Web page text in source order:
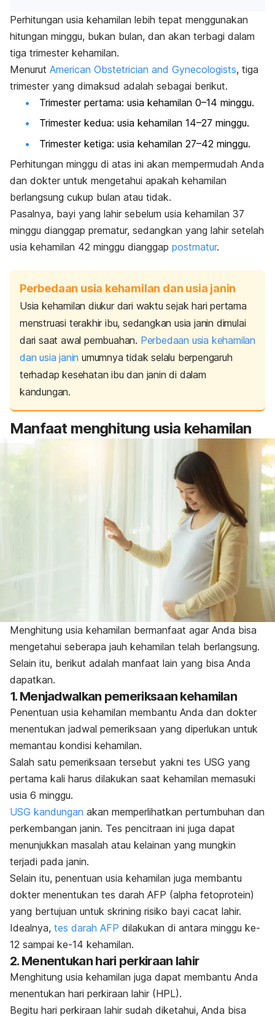
Perhitungan usia kehamilan lebih tepat menggunakan
hitungan minggu, bukan bulan, dan akan terbagi dalam
tiga trimester kehamilan.
Menurut American Obstetrician and Gynecologists, tiga
trimester yang dimaksud adalah sebagai berikut.
Trimester pertama: usia kehamilan 0–14 minggu.
Trimester kedua: usia kehamilan 14–27 minggu.
Trimester ketiga: usia kehamilan 27–42 minggu.
Perhitungan minggu di atas ini akan mempermudah Anda
dan dokter untuk mengetahui apakah kehamilan
berlangsung cukup bulan atau tidak.
Pasalnya, bayi yang lahir sebelum usia kehamilan 37
minggu dianggap prematur, sedangkan yang lahir setelah
usia kehamilan 42 minggu dianggap postmatur.
Perbedaan usia kehamilan dan usia janin
Usia kehamilan diukur dari waktu sejak hari pertama
menstruasi terakhir ibu, sedangkan usia janin dimulai
dari saat awal pembuahan. Perbedaan usia kehamilan
dan usia janin umumnya tidak selalu berpengaruh
terhadap kesehatan ibu dan janin di dalam
kandungan.
Manfaat menghitung usia kehamilan
Menghitung usia kehamilan bermanfaat agar Anda bisa
mengetahui seberapa jauh kehamilan telah berlangsung.
Selain itu, berikut adalah manfaat lain yang bisa Anda
dapatkan.
1. Menjadwalkan pemeriksaan kehamilan
Penentuan usia kehamilan membantu Anda dan dokter
menentukan jadwal pemeriksaan yang diperlukan untuk
memantau kondisi kehamilan.
Salah satu pemeriksaan tersebut yakni tes USG yang
pertama kali harus dilakukan saat kehamilan memasuki
usia 6 minggu.
USG kandungan akan memperlihatkan pertumbuhan dan
perkembangan janin. Tes pencitraan ini juga dapat
menunjukkan masalah atau kelainan yang mungkin
terjadi pada janin.
Selain itu, penentuan usia kehamilan juga membantu
dokter menentukan tes darah AFP (alpha fetoprotein)
yang bertujuan untuk skrining risiko bayi cacat lahir.
Idealnya, tes darah AFP dilakukan di antara minggu ke-
12 sampai ke-14 kehamilan.
2. Menentukan hari perkiraan lahir
Menghitung usia kehamilan juga dapat membantu Anda
menentukan hari perkiraan lahir (HPL).
Begitu hari perkiraan lahir sudah diketahui, Anda bisa